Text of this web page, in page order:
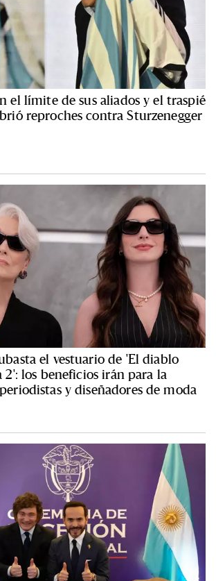
el límite de sus aliados y el traspié
reproches contra Sturzenegger
el vestuario de 'El diablo
2': los beneficios irán para la
y diseñadores de moda